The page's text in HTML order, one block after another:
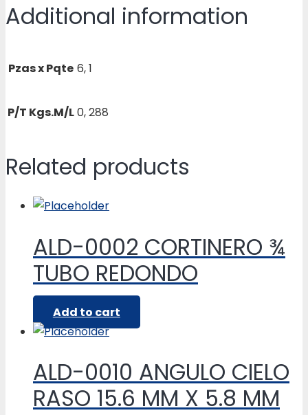
0.800
Additional information
Pzas x Pqte 6, 1
P/T Kgs.M/L0, 288
Related products
ALD-0002 CORTINERO ¾
TUBO REDONDO
Add to cart
ALD-0010 ANGULO CIELO
RASO 15.6 MM X 5.8 MM